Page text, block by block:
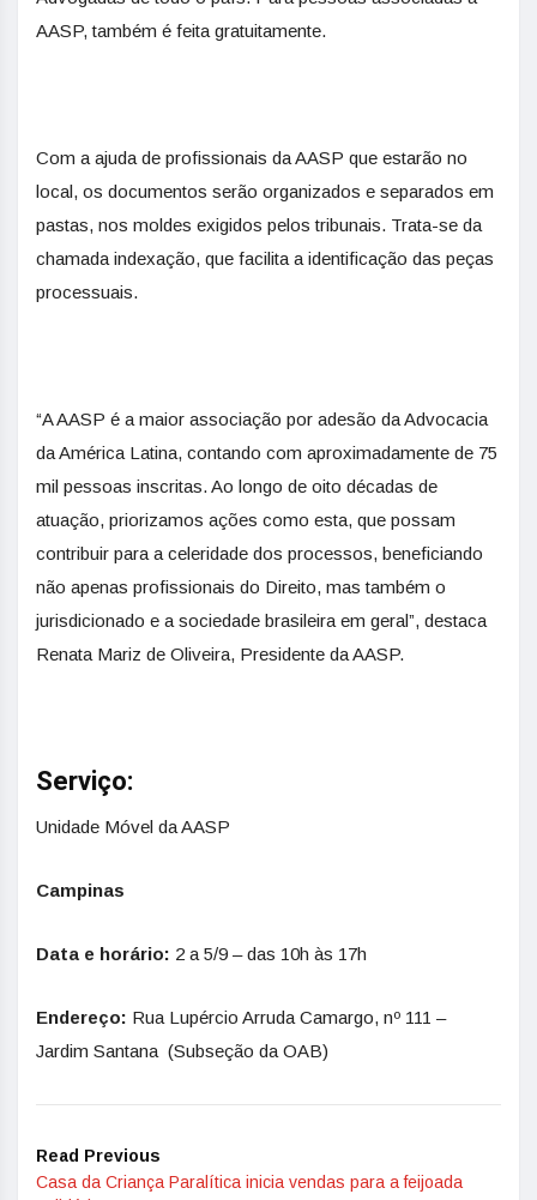
AASP, também é feita gratuitamente.
Com a ajuda de profissionais da AASP que estarão no
local, os documentos serão organizados e separados em
pastas, nos moldes exigidos pelos tribunais. Trata-se da
chamada indexação, que facilita a identificação das peças
processuais.
“A AASP é a maior associação por adesão da Advocacia
da América Latina, contando com aproximadamente de 75
mil pessoas inscritas. Ao longo de oito décadas de
atuação, priorizamos ações como esta, que possam
contribuir para a celeridade dos processos, beneficiando
não apenas profissionais do Direito, mas também o
jurisdicionado e a sociedade brasileira em geral”, destaca
Renata Mariz de Oliveira, Presidente da AASP.
Serviço:
Unidade Móvel da AASP
Campinas
Data e horário: 2 a 5/9 – das 10h às 17h
Endereço: Rua Lupércio Arruda Camargo, nº 111 –
Jardim Santana (Subseção da OAB)
Read Previous
Casa da Criança Paralítica inicia vendas para a feijoada